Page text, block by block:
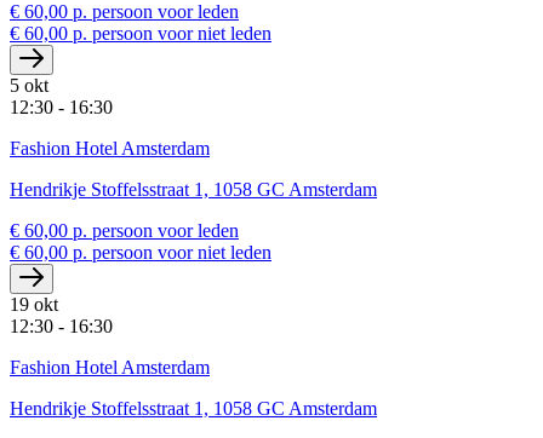
€ 60,00 p. persoon voor leden
€ 60,00 p. persoon voor niet leden
5 okt
12:30 - 16:30
Fashion Hotel Amsterdam
Hendrikje Stoffelsstraat 1, 1058 GC Amsterdam
€ 60,00 p. persoon voor leden
€ 60,00 p. persoon voor niet leden
19 okt
12:30 - 16:30
Fashion Hotel Amsterdam
Hendrikje Stoffelsstraat 1, 1058 GC Amsterdam